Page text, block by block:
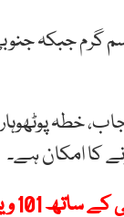
جبکہ
خطہ پوٹھوہار
کا امکان ہے۔